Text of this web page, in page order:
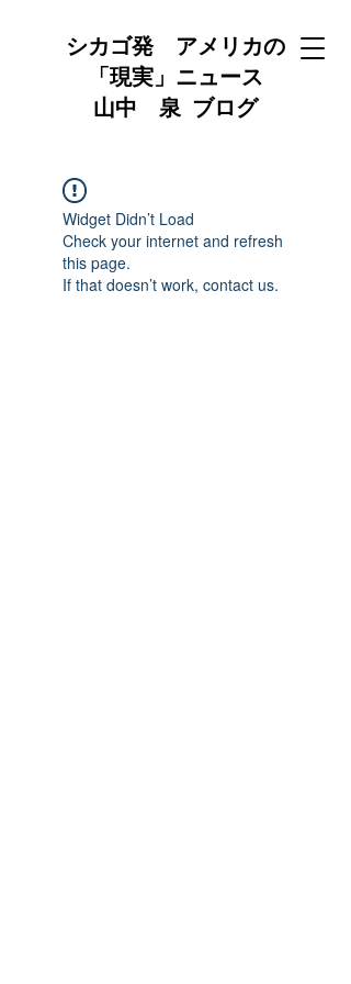
シカゴ発 アメリカの
「現実」ニュース
山中 泉 ブログ
Widget Didn’t Load
Check your internet and refresh
this page.
If that doesn’t work, contact us.